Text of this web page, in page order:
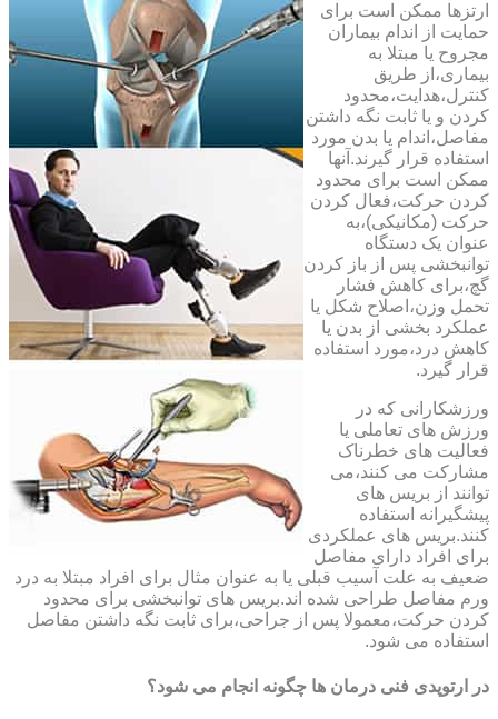
ارتزها ممکن است برای
حمایت از اندام بیماران
مجروح یا مبتلا به
بیماری،از طریق
کنترل،هدایت،محدود
کردن و یا ثابت نگه داشتن
مفاصل،اندام یا بدن مورد
استفاده قرار گیرند.آنها
ممکن است برای محدود
کردن حرکت،فعال کردن
حرکت (مکانیکی)،به
عنوان یک دستگاه
توانبخشی پس از باز کردن
گچ،برای کاهش فشار
تحمل وزن،اصلاح شکل یا
عملکرد بخشی از بدن یا
کاهش درد،مورد استفاده
قرار گیرد.
ورزشکارانی که در
ورزش های تعاملی یا
فعالیت های خطرناک
مشارکت می کنند،می
توانند از بریس های
پیشگیرانه استفاده
کنند.بریس های عملکردی
برای افراد دارای مفاصل
ضعیف به علت آسیب قبلی یا به عنوان مثال برای افراد مبتلا به درد
ورم مفاصل طراحی شده اند.بریس های توانبخشی برای محدود
کردن حرکت،معمولا پس از جراحی،برای ثابت نگه داشتن مفاصل
استفاده می شود.
در ارتوپدی فنی درمان ها چگونه انجام می شود؟